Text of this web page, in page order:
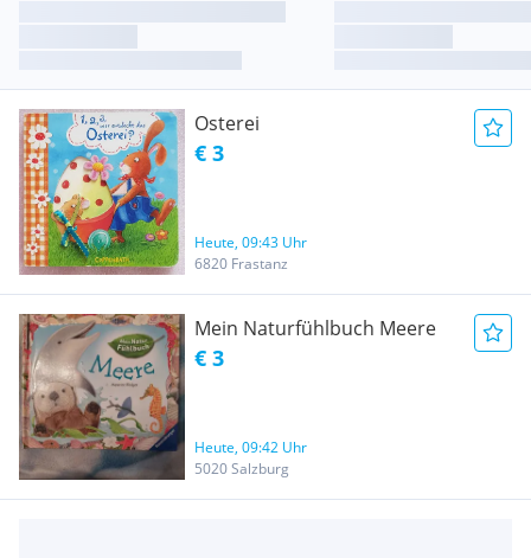
Osterei
€ 3
Heute, 09:43 Uhr
6820 Frastanz
Mein Naturfühlbuch Meere
€ 3
Heute, 09:42 Uhr
5020 Salzburg